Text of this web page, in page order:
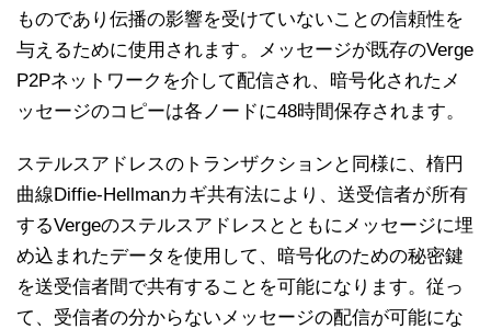
ものであり伝播の影響を受けていないことの信頼性を
与えるために使用されます。メッセージが既存のVerge
P2Pネットワークを介して配信され、暗号化されたメ
ッセージのコピーは各ノードに48時間保存されます。
ステルスアドレスのトランザクションと同様に、楕円
曲線Diffie-Hellmanカギ共有法により、送受信者が所有
するVergeのステルスアドレスとともにメッセージに埋
め込まれたデータを使用して、暗号化のための秘密鍵
を送受信者間で共有することを可能になります。従っ
て、受信者の分からないメッセージの配信が可能にな